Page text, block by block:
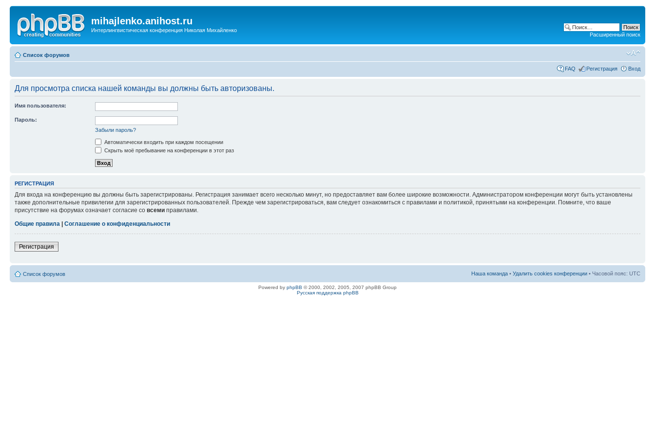
mihajlenko.anihost.ru
Интерлингвистическая конференция Николая Михайленко
Расширенный поиск
Список форумов
FAQ Регистрация Вход
Для просмотра списка нашей команды вы должны быть авторизованы.
Имя пользователя:
Пароль:
Забыли пароль?
Автоматически входить при каждом посещении
Скрыть моё пребывание на конференции в этот раз
РЕГИСТРАЦИЯ
Для входа на конференцию вы должны быть зарегистрированы. Регистрация занимает всего несколько минут, но предоставляет вам более широкие возможности. Администратором конференции могут быть установлены
также дополнительные привилегии для зарегистрированных пользователей. Прежде чем зарегистрироваться, вам следует ознакомиться с правилами и политикой, принятыми на конференции. Помните, что ваше
присутствие на форумах означает согласие со всеми правилами.
Общие правила
Соглашение о конфиденциальности
Регистрация
Список форумов Наша команда • Удалить cookies конференции • Часовой пояс: UTC
Powered by phpBB © 2000, 2002, 2005, 2007 phpBB Group
Русская поддержка phpBB